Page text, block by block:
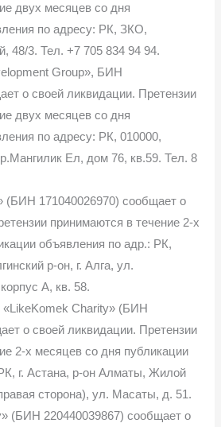
двух месяцев со дня
по адресу: РК, ЗКО,
48/3. Тел. +7 705 834 94 94.
Group», БИН
о своей ликвидации. Претензии
двух месяцев со дня
по адресу: РК, 010000,
Ел, дом 76, кв.59. Тел. 8
(БИН 171040026970) сообщает о
принимаются в течение 2-х
объявления по адр.: РК,
р-он, г. Алга, ул.
А, кв. 58.
Charity» (БИН
о своей ликвидации. Претензии
2-х месяцев со дня публикации
г. Астана, р-он Алматы, Жилой
сторона), ул. Масаты, д. 51.
(БИН 220440039867) сообщает о